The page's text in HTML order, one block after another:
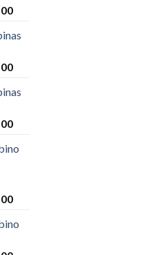
Rango
precios:
€200.00
€1,020.00
Rango
precios:
€200.00
€1,020.00
Rango
precios:
hasta
Rango
precios: